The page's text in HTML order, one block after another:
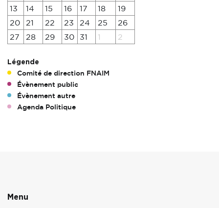
13
14 15 16 17 18
19
20
21 22 23 24 25
26
27
28 29 30 31 1 2
Légende
Comité de direction FNAIM
Évènement public
Évènement autre
Agenda Politique
Menu